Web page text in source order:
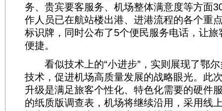
务、贵宾要客服务、机场整体满意度等方面
作人员已在航站楼出港、进港流程的各个重
标识牌，同时公布了5个便民服务电话，让
便捷。
看似技术上的“小进步”，实则展现了鄂尔
技术，促进机场高质量发展的战略眼光。此
升级是满足旅客个性化、特色化需要的硬件
的纸质版调查表，机场将继续沿用，采用线